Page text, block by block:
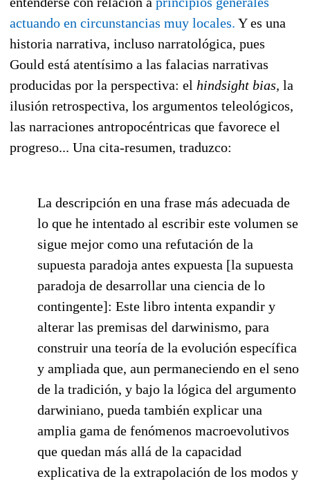
actuando en circunstancias muy locales. Y es una
historia narrativa, incluso narratológica, pues
Gould está atentísimo a las falacias narrativas
producidas por la perspectiva: el hindsight bias, la
ilusión retrospectiva, los argumentos teleológicos,
las narraciones antropocéntricas que favorece el
progreso... Una cita-resumen, traduzco:
La descripción en una frase más adecuada de
lo que he intentado al escribir este volumen se
sigue mejor como una refutación de la
supuesta paradoja antes expuesta [la supuesta
paradoja de desarrollar una ciencia de lo
contingente]: Este libro intenta expandir y
alterar las premisas del darwinismo, para
construir una teoría de la evolución específica
y ampliada que, aun permaneciendo en el seno
de la tradición, y bajo la lógica del argumento
darwiniano, pueda también explicar una
amplia gama de fenómenos macroevolutivos
que quedan más allá de la capacidad
explicativa de la extrapolación de los modos y